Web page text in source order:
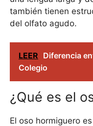
también tienen
del olfato agudo.
LEER Diferencia
Colegio
¿Qué es el
El oso hormiguero